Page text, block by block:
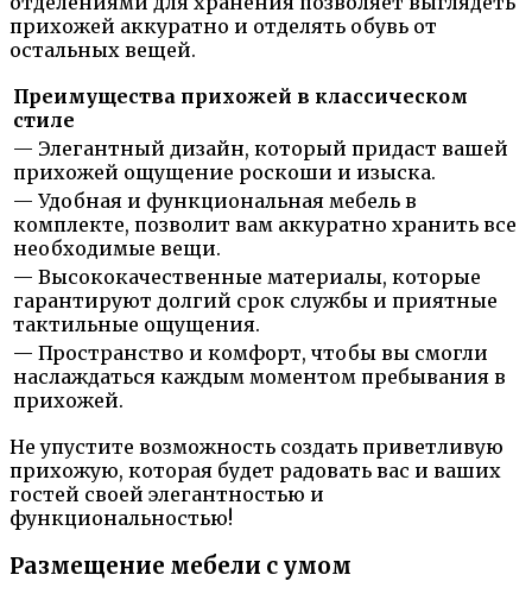
прихожей аккуратно и отделять обувь от
остальных вещей.
Преимущества прихожей в классическом
стиле
— Элегантный дизайн, который придаст вашей
прихожей ощущение роскоши и изыска.
— Удобная и функциональная мебель в
комплекте, позволит вам аккуратно хранить все
необходимые вещи.
— Высококачественные материалы, которые
гарантируют долгий срок службы и приятные
тактильные ощущения.
— Пространство и комфорт, чтобы вы смогли
наслаждаться каждым моментом пребывания в
прихожей.
Не упустите возможность создать приветливую
прихожую, которая будет радовать вас и ваших
гостей своей элегантностью и
функциональностью!
Размещение мебели с умом